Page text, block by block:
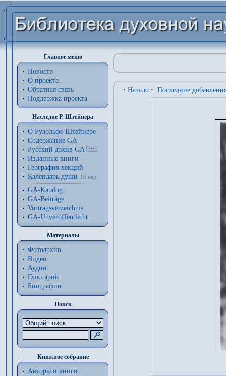
Главное меню
Новости
О проекте
Обратная связь
Поддержка проекта
Наследие Р. Штейнера
О Рудольфе Штейнере
Содержание GA
Русский архив GA
Изданные книги
География лекций
Календарь души
18 нед.
GA-Katalog
GA-Beiträge
Vortragsverzeichnis
GA-Unveröffentlicht
Материалы
Фотоархив
Видео
Аудио
Глоссарий
Биографии
Поиск
Книжное собрание
Авторы и книги
· Начало · Последние